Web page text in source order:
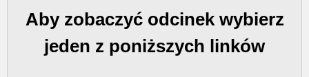
Aby zobaczyć odcinek wybierz
jeden z poniższych linków